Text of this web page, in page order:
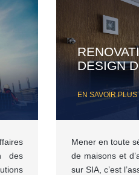
des
DESIGN
EN SAVOIR PLUS
Mener en toute
de maisons et
sur SIA, c’est